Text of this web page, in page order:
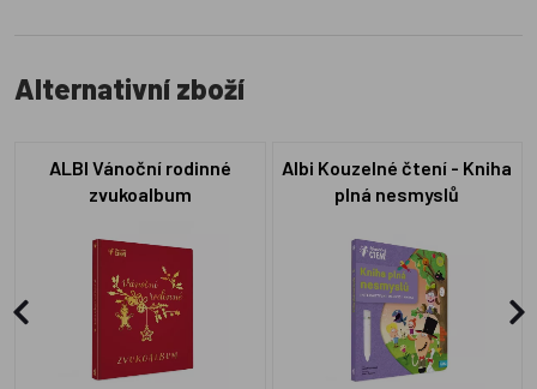
Alternativní zboží
ALBI Vánoční rodinné
zvukoalbum
Albi Kouzelné čtení - Kniha
plná nesmyslů